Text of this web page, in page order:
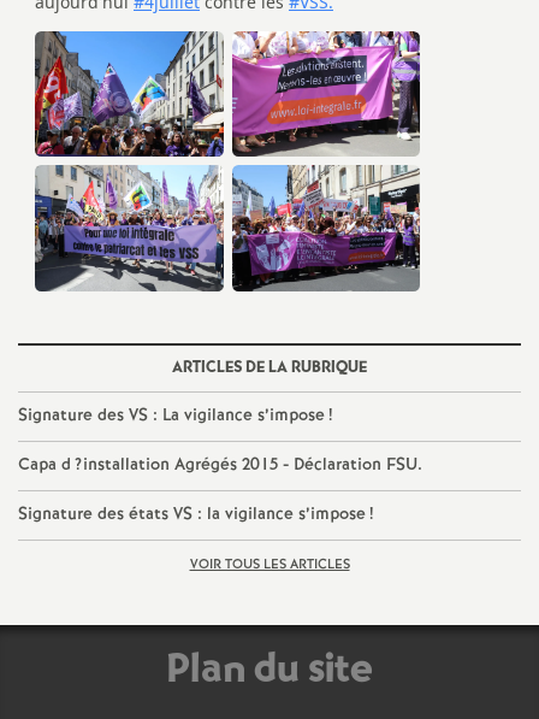
e
S
e
c
o
n
d
d
e
g
ARTICLES DE LA RUBRIQUE
Signature des VS : La vigilance s’impose!
Capa d ?installation Agrégés 2015 - Déclaration FSU.
Signature des états VS : la vigilance s’impose!
VOIR TOUS LES ARTICLES
Plan du site